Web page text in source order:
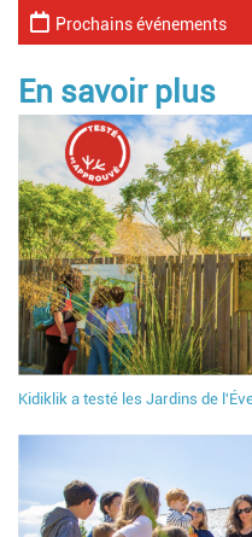
Prochains événements
En savoir plus
Kidiklik a testé les Jardins de